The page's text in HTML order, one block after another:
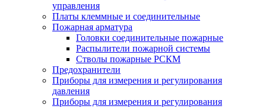
управления
Платы клеммные и соединительные
Пожарная арматура
Головки соединительные пожарные
Распылители пожарной системы
Стволы пожарные РСКМ
Предохранители
Приборы для измерения и регулирования
давления
Приборы для измерения и регулирования